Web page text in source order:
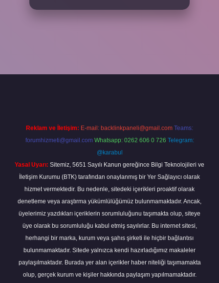
Reklam ve İletişim: E-mail: backlinkpaneli@gmail.com Teams:
forumhizmeti@gmail.com Whatsapp: 0262 606 0 726 Telegram:
@karabul
Yasal Uyarı: Sitemiz, 5651 Sayılı Kanun gereğince Bilgi Teknolojileri ve
İletişim Kurumu (BTK) tarafından onaylanmış bir Yer Sağlayıcı olarak
hizmet vermektedir. Bu nedenle, sitedeki içerikleri proaktif olarak
denetleme veya araştırma yükümlülüğümüz bulunmamaktadır. Ancak,
üyelerimiz yazdıkları içeriklerin sorumluluğunu taşımakta olup, siteye
üye olarak bu sorumluluğu kabul etmiş sayılırlar. Bu internet sitesi,
herhangi bir marka, kurum veya şahıs şirketi ile hiçbir bağlantısı
bulunmamaktadır. Sitede yalnızca kendi hazırladığımız makaleler
paylaşılmaktadır. Burada yer alan içerikler haber niteliği taşımamakta
olup, gerçek kurum ve kişiler hakkında paylaşım yapılmamaktadır.